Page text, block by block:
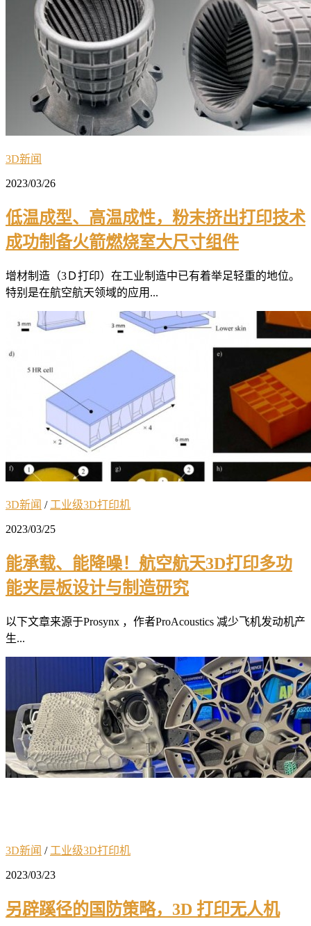
3D新闻
2023/03/26
低温成型、高温成性，粉末挤出打印技术
成功制备火箭燃烧室大尺寸组件
增材制造（3Ｄ打印）在工业制造中已有着举足轻重的地位。
特别是在航空航天领域的应用...
3D新闻 / 工业级3D打印机
2023/03/25
能承载、能降噪！航空航天3D打印多功
能夹层板设计与制造研究
以下文章来源于Prosynx ，作者ProAcoustics 减少飞机发动机产
生...
3D新闻 / 工业级3D打印机
2023/03/23
另辟蹊径的国防策略，3D 打印无人机